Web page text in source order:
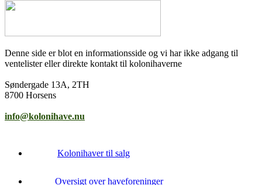
Denne side er blot en informationsside og vi har ikke adgang til
ventelister eller direkte kontakt til kolonihaverne
Søndergade 13A, 2TH
8700 Horsens
info@kolonihave.nu
Kolonihaver til salg
Oversigt over haveforeninger